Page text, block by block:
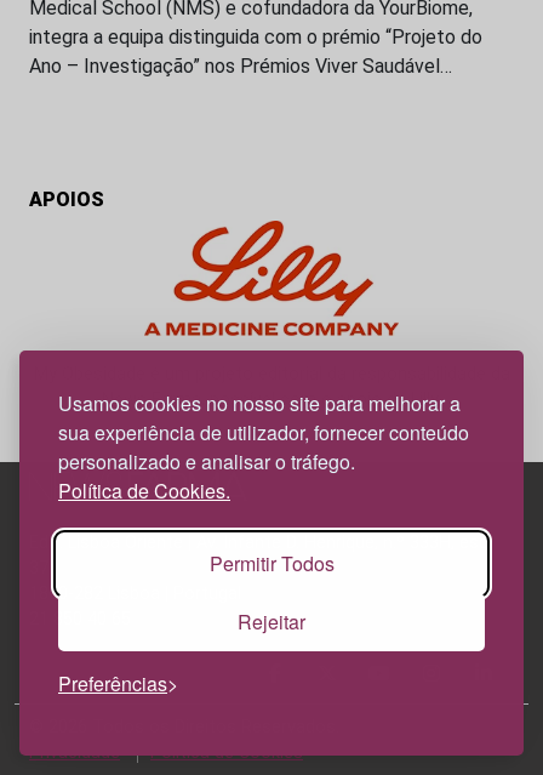
Usamos cookies no nosso site para melhorar a
sua experiência de utilizador, fornecer conteúdo
personalizado e analisar o tráfego.
Política de Cookies.
Permitir Todos
Rejeitar
Preferências
Medical School (NMS) e cofundadora da YourBiome,
integra a equipa distinguida com o prémio “Projeto do
Ano – Investigação” nos Prémios Viver Saudável…
APOIOS
News Farma, possível com o apoio da Lilly.
Edif. Lisboa Oriente | Av. Infante D. Henrique, n.º 333H, esc.
1800-282 Lisboa | Portugal
Privacidade
Política de Cookies